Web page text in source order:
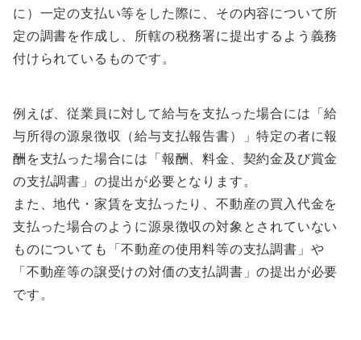
に）一定の支払い等をした際に、その内容について所
定の調書を作成し、所轄の税務署に提出するよう義務
付けられているものです。
例えば、従業員に対して給与を支払った場合には「給
与所得の源泉徴収（給与支払報告書）」特定の者に報
酬を支払った場合には「報酬、料金、契約金及び賞金
の支払調書」の提出が必要となります。
また、地代・家賃を支払ったり、不動産の買入代金を
支払った場合のように源泉徴収の対象とされていない
ものについても「不動産の使用料等の支払調書」や
「不動産等の譲受けの対価の支払調書」の提出が必要
です。